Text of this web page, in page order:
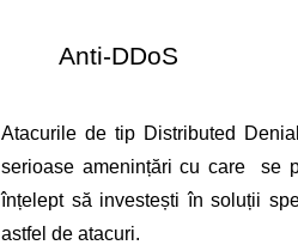
Anti-DDoS
Atacurile de tip Distributed
serioase amenințări cu care  se
înțelept să investești în soluții
astfel de atacuri.